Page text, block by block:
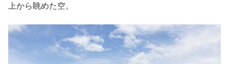
上から眺めた空。